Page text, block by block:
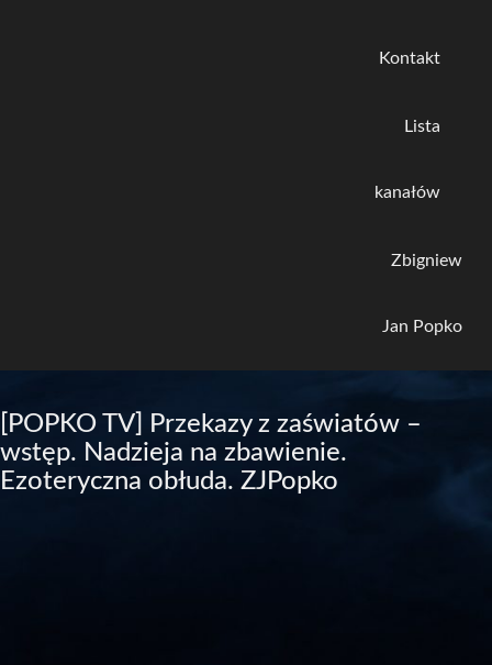
Kontakt
Lista
kanałów
Zbigniew
Jan Popko
[POPKO TV] Przekazy z zaświatów –
wstęp. Nadzieja na zbawienie.
Ezoteryczna obłuda. ZJPopko